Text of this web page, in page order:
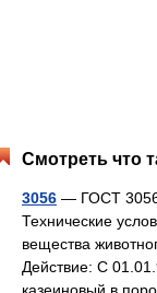
Смотреть что
3056 — ГОСТ
Технические
вещества
Действие: С